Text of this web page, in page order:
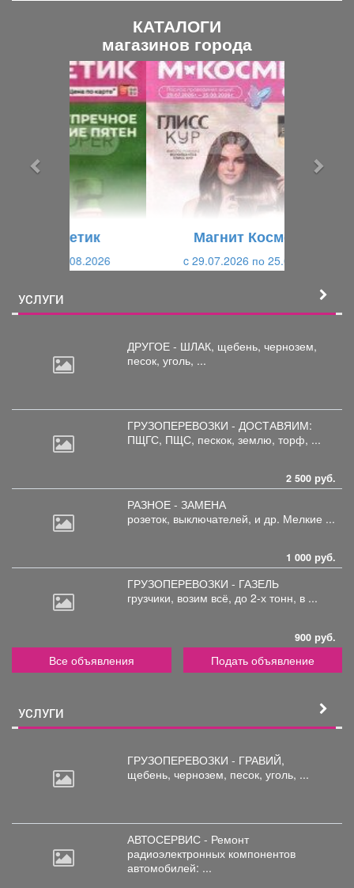
КАТАЛОГИ
магазинов города
Магнит Косметик
c 29.07.2026 по 25.08.2026
УСЛУГИ
ДРУГОЕ - ШЛАК, щебень, чернозем,
песок, уголь, ...
ГРУЗОПЕРЕВОЗКИ - ДОСТАВЯИМ:
ПЩГС, ПЩС, пескок, землю, торф, ...
2 500 руб.
РАЗНОЕ - ЗАМЕНА
розеток, выключателей, и др. Мелкие ...
1 000 руб.
ГРУЗОПЕРЕВОЗКИ - ГАЗЕЛЬ
грузчики, возим всё, до 2-х тонн, в ...
900 руб.
Все объявления Подать объявление
УСЛУГИ
ГРУЗОПЕРЕВОЗКИ - ГРАВИЙ,
щебень, чернозем, песок, уголь, ...
АВТОСЕРВИС - Ремонт
радиоэлектронных компонентов
автомобилей: ...